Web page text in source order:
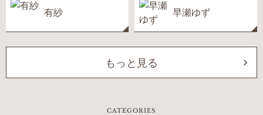
有紗 早瀬ゆず
もっと見る
CATEGORIES